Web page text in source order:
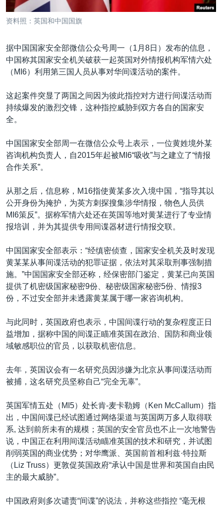
埃博拉疫情
重要讲话与声明
台海两岸关系
关注西藏
关注我们
其他语言网站
资料照：英国和中国国旗
据中国国家安全部微信公众号周一（1月8日）发布的信息，
中国称其国家安全机关破获一起英国对外情报机构军情六处
（MI6）利用第三国人员从事对华间谍活动的案件。
这起案件突显了两国之间因为彼此指控对方进行间谍活动而
持续爆发的激烈交锋，这种指控威胁到双方各自的国家安
全。
中国国家安全部周一在微信公众号上表示，一位黄姓境外某
咨询机构负责人，自2015年起被MI6“吸收”与之建立了“情报
合作关系”。
从那之后，信息称，M16指使黄某多次入境中国，“指导其以
公开身份为掩护，为英方刺探搜集涉华情报，物色人员供
MI6策反”。据称军情六处还在英国等地对黄某进行了专业情
报培训，并为其提供专用间谍器材进行情报交联。
中国国家安全部表示：“经缜密侦查，国家安全机关及时发现
黄某某从事间谍活动的犯罪证据，依法对其采取刑事强制措
施。”中国国家安全部还称，经保密部门鉴定，黄某已向英国
提供了机密级国家秘密9份、秘密级国家秘密5份、情报3
份，不过安全部并未透露黄某属于哪一家咨询机构。
与此同时，英国政府也表示，中国间谍行动的复杂程度正日
益增加，据称中国的间谍正瞄准英国在政治、国防和商业领
域敏感职位的官员，以获取机密信息。
去年，英国议会有一名研究员因涉嫌为北京从事间谍活动而
被捕，这名研究员坚称自己“完全无辜”。
英国军情五处（MI5）处长肯-麦卡勒姆（Ken McCallum）指
出，中国间谍已经试图通过网络渠道与英国两万多人取得联
系, 达到前所未有的规模；英国的安全官员也不止一次地警告
说，中国正在利用间谍活动瞄准英国的技术和研究，并试图
削弱英国的商业优势；对华鹰派、英国前首相利兹·特拉斯
（Liz Truss）更敦促英国政府“承认中国是世界和英国自由民
主的最大威胁”。
中国政府则多次谴责“间谍”的说法，并称这些指控 “毫无根